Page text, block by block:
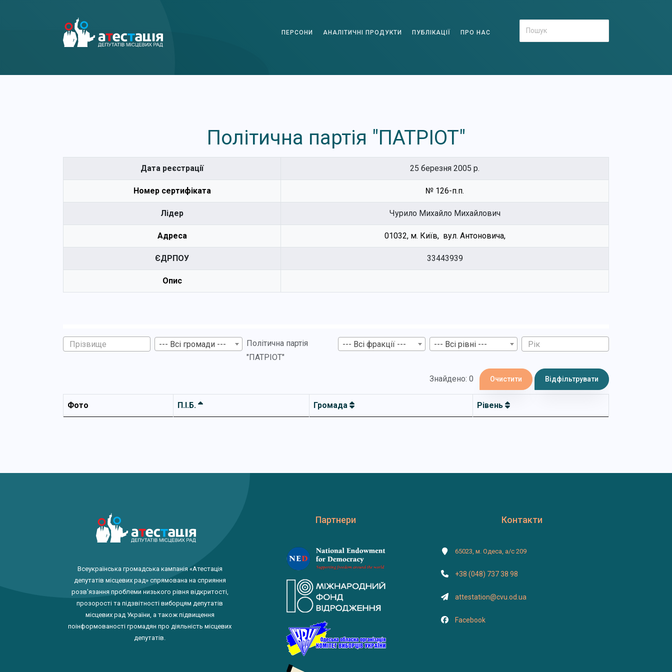
ПЕРСОНИ АНАЛІТИЧНІ ПРОДУКТИ ПУБЛІКАЦІЇ ПРО НАС
Політична партія "ПАТРІОТ"
Дата реєстрації 25 березня 2005 р.
Номер сертифіката № 126-п.п.
Лідер Чурило Михайло Михайлович
Адреса 01032, м. Київ, вул. Антоновича,
ЄДРПОУ 33443939
Опис
--- Всі громади ---
Політична партія
"ПАТРІОТ"
--- Всі фракції --- --- Всі рівні ---
Знайдено: 0 Очистити Відфільтрувати
Фото П.І.Б. Громада Рівень
Всеукраїнська громадська кампанія «Атестація
депутатів місцевих рад» спрямована на сприяння
розв'язання проблеми низького рівня відкритості,
прозорості та підзвітності виборцям депутатів
місцевих рад України, а також підвищення
поінформованості громадян про діяльність місцевих
депутатів.
Партнери Контакти
65023, м. Одеса, а/с 209
+38 (048) 737 38 98
attestation@cvu.od.ua
Facebook